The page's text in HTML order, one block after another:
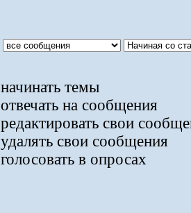
начинать темы
отвечать на сообщения
редактировать свои
удалять свои сообщения
голосовать в опросах